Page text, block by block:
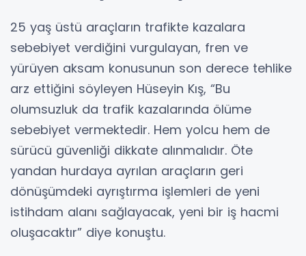
25 yaş üstü araçların trafikte kazalara
sebebiyet verdiğini vurgulayan, fren ve
yürüyen aksam konusunun son derece tehlike
arz ettiğini söyleyen Hüseyin Kış, “Bu
olumsuzluk da trafik kazalarında ölüme
sebebiyet vermektedir. Hem yolcu hem de
sürücü güvenliği dikkate alınmalıdır. Öte
yandan hurdaya ayrılan araçların geri
dönüşümdeki ayrıştırma işlemleri de yeni
istihdam alanı sağlayacak, yeni bir iş hacmi
oluşacaktır” diye konuştu.